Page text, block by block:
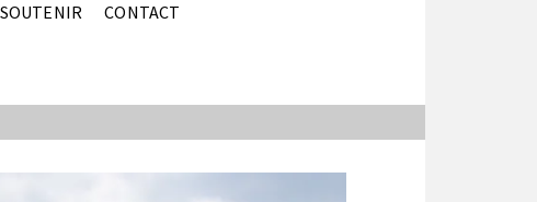
SOUTENIR CONTACT